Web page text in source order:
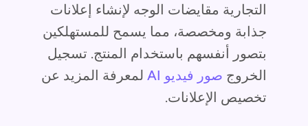
التجارية مقايضات الوجه لإنشاء إعلانات
جذابة ومخصصة، مما يسمح للمستهلكين
بتصور أنفسهم باستخدام المنتج. تسجيل
الخروج صور فيديو AI
لمعرفة المزيد عن
تخصيص الإعلانات.